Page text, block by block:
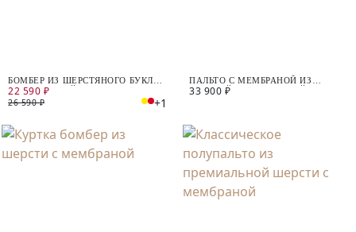
БОМБЕР ИЗ ШЕРСТЯНОГО БУКЛЕ
С МЕМБРАНОЙ
22 590 ₽
26 590 ₽ +1
ПАЛЬТО С МЕМБРАНОЙ ИЗ
ВАРЕНОЙ ШЕРСТИ С ПАЙЕТКАМИ
33 900 ₽